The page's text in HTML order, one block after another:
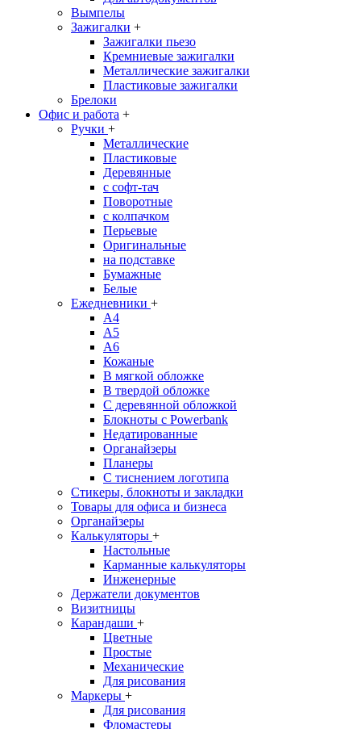
Вымпелы
Зажигалки +
Зажигалки пьезо
Кремниевые зажигалки
Металлические зажигалки
Пластиковые зажигалки
Брелоки
Офис и работа +
Ручки +
Металлические
Пластиковые
Деревянные
с софт-тач
Поворотные
с колпачком
Перьевые
Оригинальные
на подставке
Бумажные
Белые
Ежедневники +
A4
A5
A6
Кожаные
В мягкой обложке
В твердой обложке
С деревянной обложкой
Блокноты с Powerbank
Недатированные
Органайзеры
Планеры
С тиснением логотипа
Стикеры, блокноты и закладки
Товары для офиса и бизнеса
Органайзеры
Калькуляторы +
Настольные
Карманные калькуляторы
Инженерные
Держатели документов
Визитницы
Карандаши +
Цветные
Простые
Механические
Для рисования
Маркеры +
Для рисования
Фломастеры